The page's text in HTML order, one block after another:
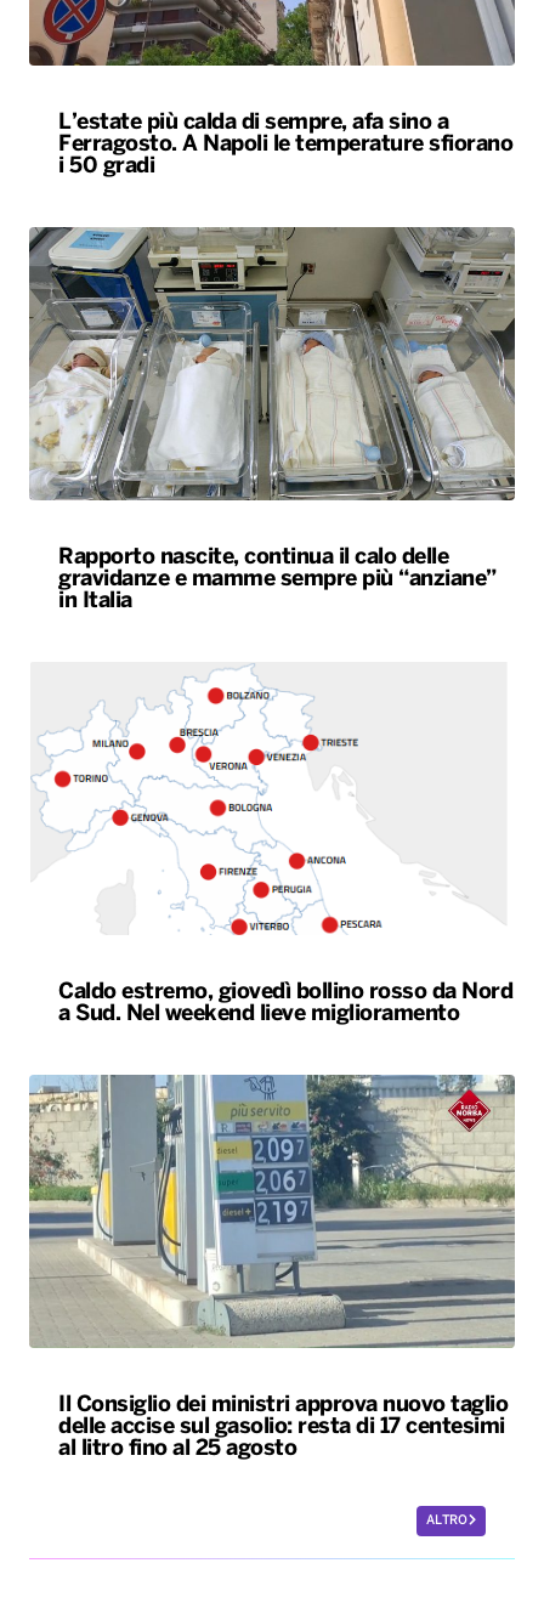
L’estate più calda di sempre, afa sino a
Ferragosto. A Napoli le temperature sfiorano
i 50 gradi
Rapporto nascite, continua il calo delle
gravidanze e mamme sempre più “anziane”
in Italia
Caldo estremo, giovedì bollino rosso da Nord
a Sud. Nel weekend lieve miglioramento
Il Consiglio dei ministri approva nuovo taglio
delle accise sul gasolio: resta di 17 centesimi
al litro fino al 25 agosto
ALTRO